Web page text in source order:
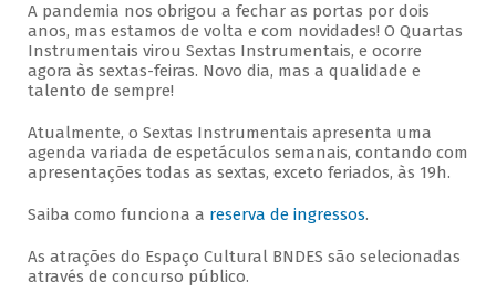
A pandemia nos obrigou a fechar as portas por dois
anos, mas estamos de volta e com novidades! O Quartas
Instrumentais virou Sextas Instrumentais, e ocorre
agora às sextas-feiras. Novo dia, mas a qualidade e
talento de sempre!
Atualmente, o Sextas Instrumentais apresenta uma
agenda variada de espetáculos semanais, contando com
apresentações todas as sextas, exceto feriados, às 19h.
Saiba como funciona a reserva de ingressos.
As atrações do Espaço Cultural BNDES são selecionadas
através de concurso público.